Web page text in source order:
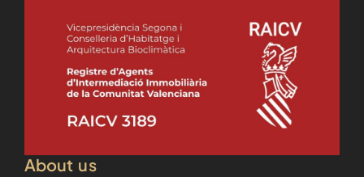
About us